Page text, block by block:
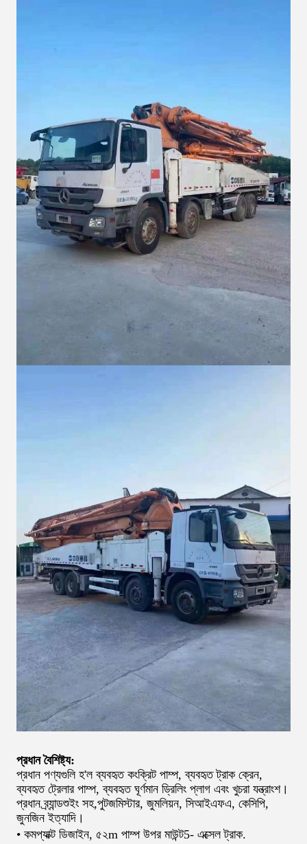
প্রধান বৈশিষ্ট্য:
প্রধান পণ্যগুলি হ'ল ব্যবহৃত কংক্রিট পাম্প, ব্যবহৃত ট্রাক ক্রেন,
ব্যবহৃত ট্রেলার পাম্প, ব্যবহৃত ঘূর্ণমান ড্রিলিং প্লাগ এবং খুচরা যন্ত্রাংশ।
প্রধান ব্র্যান্ডশুইং সহ,পুটজমিস্টার, জুমলিয়ন, সিআইএফএ, কেসিপি,
জুনজিন ইত্যাদি।
• কমপ্যাক্ট ডিজাইন, ৫২m পাম্প উপর মাউন্ট5- এক্সেল ট্রাক.